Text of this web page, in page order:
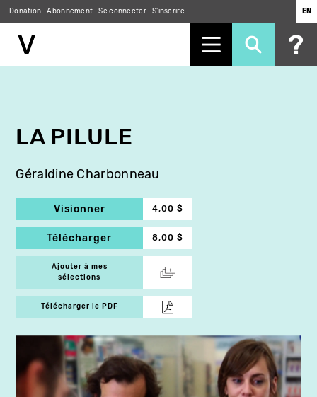
Donation Abonnement Se connecter S'inscrire EN
LA PILULE
Géraldine Charbonneau
Visionner 4,00 $
Télécharger 8,00 $
Ajouter à mes
sélections
Télécharger le PDF